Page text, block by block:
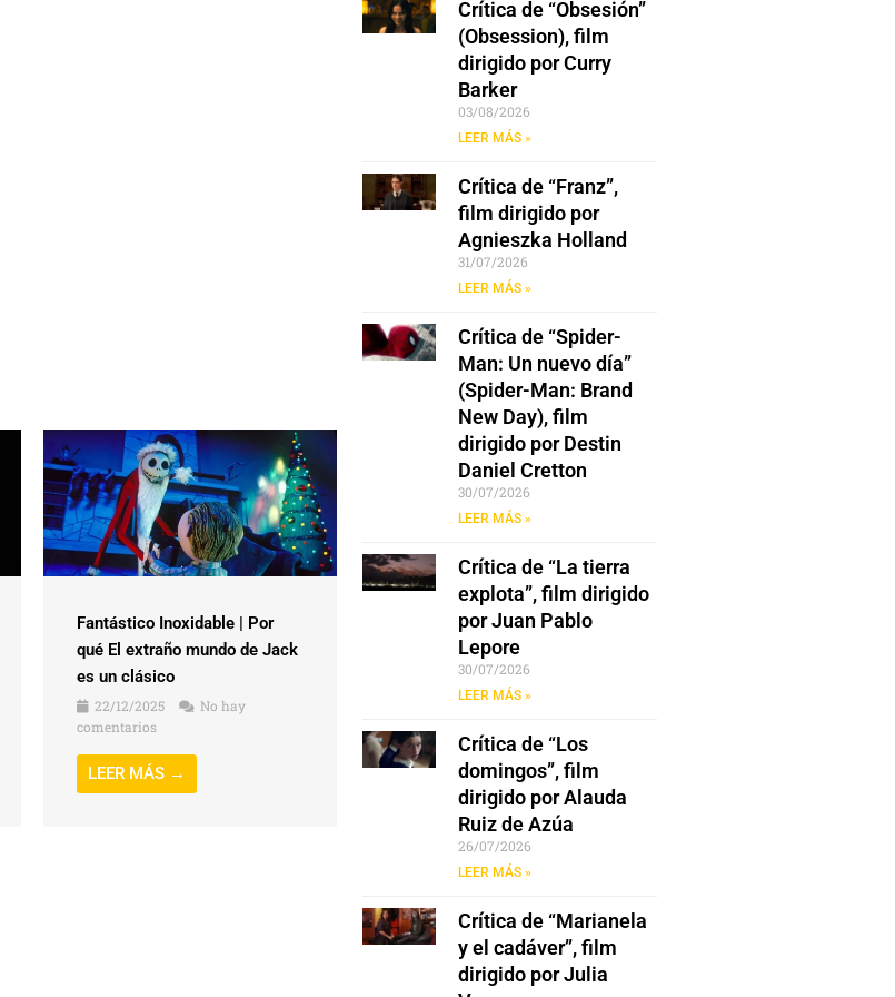
Fantástico Inoxidable | Por
qué El extraño mundo de Jack
es un clásico
22/12/2025
No hay
comentarios
LEER MÁS →
Crítica de “Obsesión”
(Obsession), film
dirigido por Curry
Barker
03/08/2026
LEER MÁS »
Crítica de “Franz”,
film dirigido por
Agnieszka Holland
31/07/2026
LEER MÁS »
Crítica de “Spider-
Man: Un nuevo día”
(Spider-Man: Brand
New Day), film
dirigido por Destin
Daniel Cretton
30/07/2026
LEER MÁS »
Crítica de “La tierra
explota”, film dirigido
por Juan Pablo
Lepore
30/07/2026
LEER MÁS »
Crítica de “Los
domingos”, film
dirigido por Alauda
Ruiz de Azúa
26/07/2026
LEER MÁS »
Crítica de “Marianela
y el cadáver”, film
dirigido por Julia